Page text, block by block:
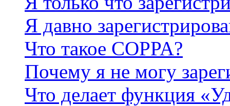
Я давно
Что такое COPPA?
Почему я не могу
Что делает функция